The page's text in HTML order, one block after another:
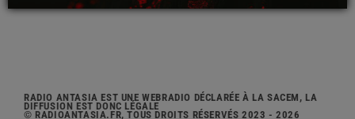
RADIO ANTASIA EST UNE WEBRADIO DÉCLARÉE À LA SACEM, LA
DIFFUSION EST DONC LÉGALE
© RADIOANTASIA.FR, TOUS DROITS RÉSERVÉS 2023 - 2026